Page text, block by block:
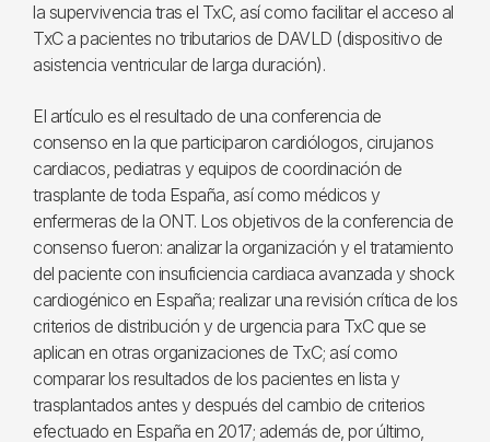
la supervivencia tras el TxC, así como facilitar el acceso al
TxC a pacientes no tributarios de DAVLD (dispositivo de
asistencia ventricular de larga duración).
El artículo es el resultado de una conferencia de
consenso en la que participaron cardiólogos, cirujanos
cardiacos, pediatras y equipos de coordinación de
trasplante de toda España, así como médicos y
enfermeras de la ONT. Los objetivos de la conferencia de
consenso fueron: analizar la organización y el tratamiento
del paciente con insuficiencia cardiaca avanzada y shock
cardiogénico en España; realizar una revisión crítica de los
criterios de distribución y de urgencia para TxC que se
aplican en otras organizaciones de TxC; así como
comparar los resultados de los pacientes en lista y
trasplantados antes y después del cambio de criterios
efectuado en España en 2017; además de, por último,